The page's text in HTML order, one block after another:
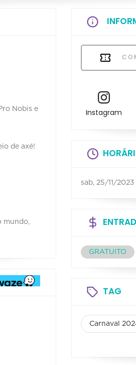
Nobis e
de axé!
mundo,
Instagram
sab, 25/11/
GRATUITO
TAG
Carnaval